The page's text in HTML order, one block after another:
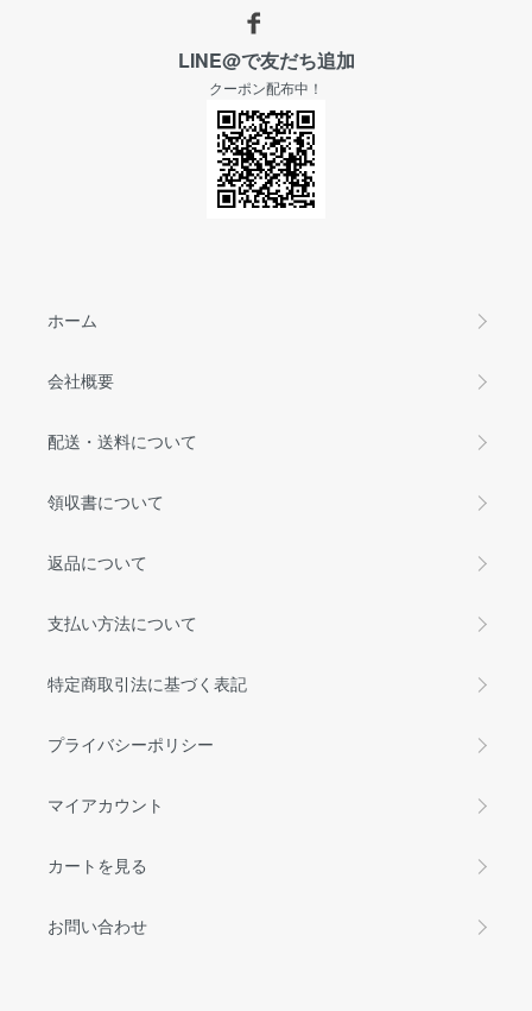
LINE@で友だち追加
クーポン配布中！
ホーム
会社概要
配送・送料について
領収書について
返品について
支払い方法について
特定商取引法に基づく表記
プライバシーポリシー
マイアカウント
カートを見る
お問い合わせ